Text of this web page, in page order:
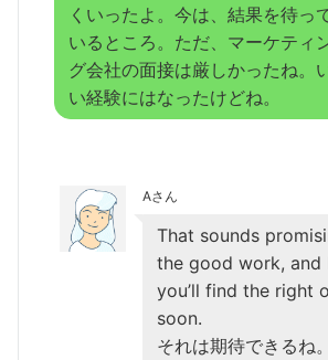
くいったよ。今は、結果を待っ
いるところ。ただ、マーケティ
グ会社の面接は厳しかったね。
い経験にはなったけどね。
Aさん
That sounds
the good work, and
you’ll find the right
soon.
それは期待できるね